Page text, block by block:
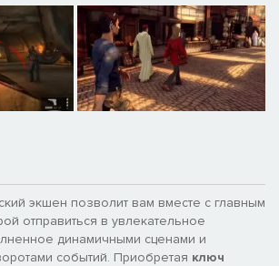
экшен позволит вам вместе с главным
отправиться в увлекательное
динамичными сценами и
событий. Приобретая ключ